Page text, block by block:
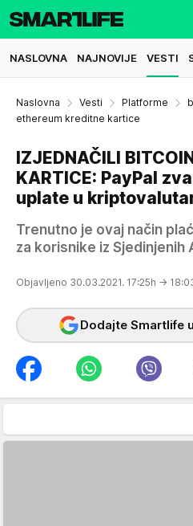
NASLOVNA NAJNOVIJE VESTI
Naslovna Vesti Platforme
ethereum kreditne kartice
IZJEDNAČILI
KARTICE: PayPal
uplate u
Trenutno je ovaj način
za korisnike iz Sjedinjenih
Objavljeno 30.03.2021. 17:25h →
Dodajte Smartlife